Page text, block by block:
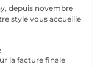
depuis novembre
style vous accueille
la facture finale